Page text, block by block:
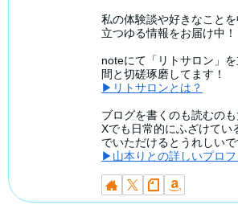
私の体験談や好きなこと
立つゆる情報をお届け中！
noteにて「リトサロン」
間と切磋琢磨してます！
▶リトサロンとは？
ブログを書くのも読むの
Xでも日常的にふざけてい
でいただけるとうれしいで
▶山本りとの詳しいプロ